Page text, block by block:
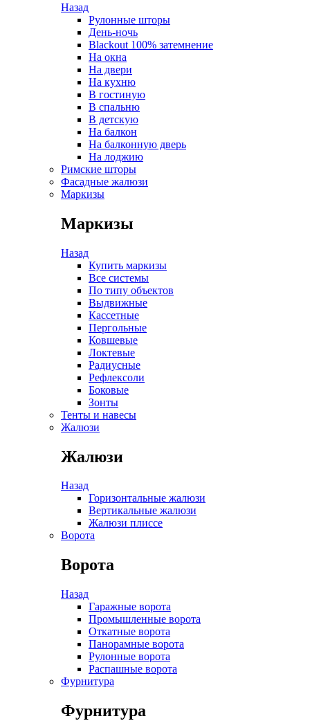
Назад
Рулонные шторы
День-ночь
Blackout 100% затемнение
На окна
На двери
На кухню
В гостиную
В спальню
В детскую
На балкон
На балконную дверь
На лоджию
Римские шторы
Фасадные жалюзи
Маркизы
Маркизы
Назад
Купить маркизы
Все системы
По типу объектов
Выдвижные
Кассетные
Пергольные
Ковшевые
Локтевые
Радиусные
Рефлексоли
Боковые
Зонты
Тенты и навесы
Жалюзи
Жалюзи
Назад
Горизонтальные жалюзи
Вертикальные жалюзи
Жалюзи плиссе
Ворота
Ворота
Назад
Гаражные ворота
Промышленные ворота
Откатные ворота
Панорамные ворота
Рулонные ворота
Распашные ворота
Фурнитура
Фурнитура